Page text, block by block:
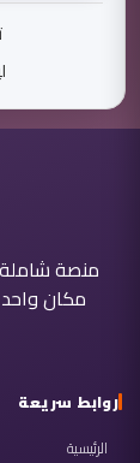
منصة
مكان
روابط سريعة
الرئيسية